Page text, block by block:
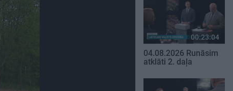
00:23:04
04.08.2026 Runāsim
atklāti 2. daļa